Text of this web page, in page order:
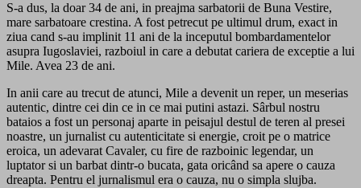
S-a dus, la doar 34 de ani, in preajma sarbatorii de Buna Vestire,
mare sarbatoare crestina. A fost petrecut pe ultimul drum, exact in
ziua cand s-au implinit 11 ani de la inceputul bombardamentelor
asupra Iugoslaviei, razboiul in care a debutat cariera de exceptie a lui
Mile. Avea 23 de ani.
In anii care au trecut de atunci, Mile a devenit un reper, un meserias
autentic, dintre cei din ce in ce mai putini astazi. Sârbul nostru
bataios a fost un personaj aparte in peisajul destul de teren al presei
noastre, un jurnalist cu autenticitate si energie, croit pe o matrice
eroica, un adevarat Cavaler, cu fire de razboinic legendar, un
luptator si un barbat dintr-o bucata, gata oricând sa apere o cauza
dreapta. Pentru el jurnalismul era o cauza, nu o simpla slujba.